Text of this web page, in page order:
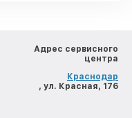
Адрес сервисного
центра
Краснодар
, ул. Красная, 176